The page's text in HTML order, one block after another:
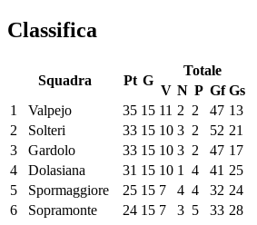
Classifica
Squadra Pt G
Totale
V N P Gf Gs
1
Valpejo 35 15 11 2 2 47 13
2
Solteri 33 15 10 3 2 52 21
3
Gardolo 33 15 10 3 2 47 17
4
Dolasiana 31 15 10 1 4 41 25
5
Spormaggiore 25 15 7 4 4 32 24
6
Sopramonte 24 15 7 3 5 33 28